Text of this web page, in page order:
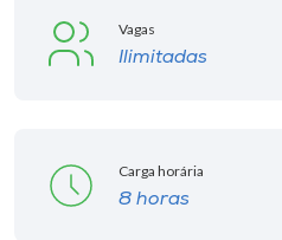
Vagas
Ilimitadas
Carga horária
8 horas